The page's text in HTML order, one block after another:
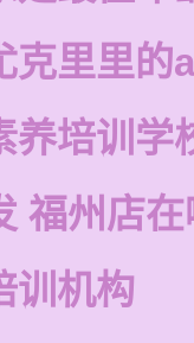
克里里的
养培训学
福州店
训机构